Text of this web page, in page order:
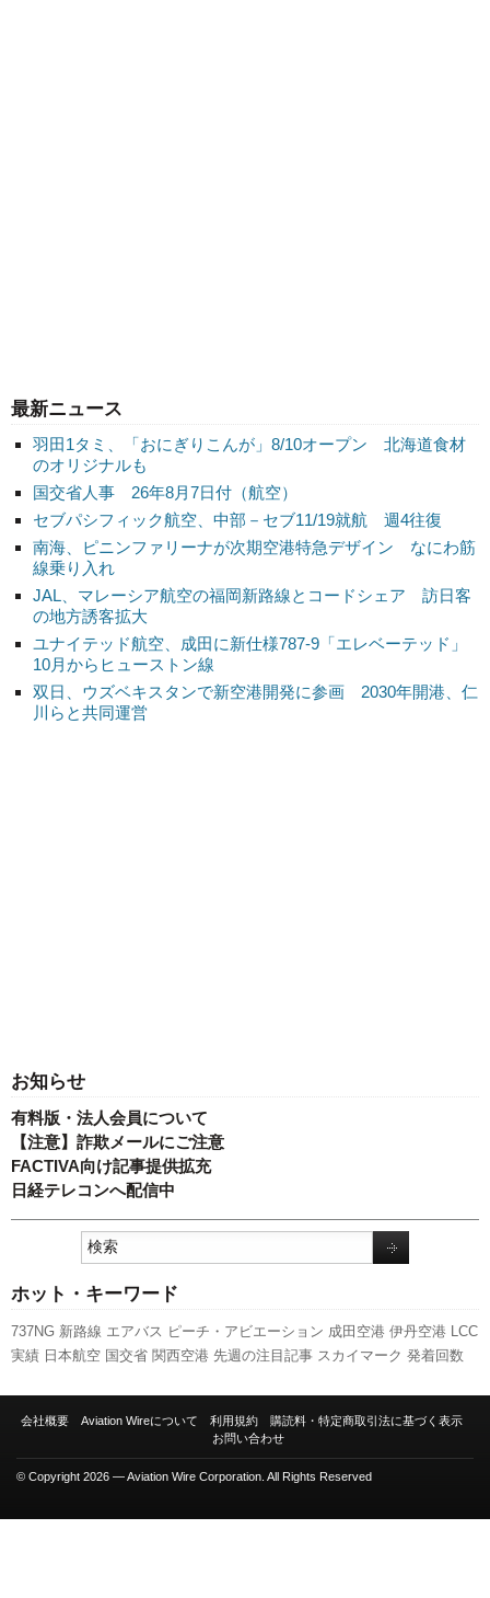
最新ニュース
羽田1タミ、「おにぎりこんが」8/10オープン 北海道食材
のオリジナルも
国交省人事 26年8月7日付（航空）
セブパシフィック航空、中部－セブ11/19就航 週4往復
南海、ピニンファリーナが次期空港特急デザイン なにわ筋
線乗り入れ
JAL、マレーシア航空の福岡新路線とコードシェア 訪日客
の地方誘客拡大
ユナイテッド航空、成田に新仕様787-9「エレベーテッド」
10月からヒューストン線
双日、ウズベキスタンで新空港開発に参画 2030年開港、仁
川らと共同運営
お知らせ
有料版・法人会員について
【注意】詐欺メールにご注意
FACTIVA向け記事提供拡充
日経テレコンへ配信中
ホット・キーワード
737NG 新路線 エアバス ピーチ・アビエーション 成田空港 伊丹空港 LCC
実績 日本航空 国交省 関西空港 先週の注目記事 スカイマーク 発着回数
787 旅客数 訪日客 A350 XWB 航空貨物 客室乗務員 キャンペーン ボーイ
会社概要 Aviation Wireについて 利用規約
購読料・特定商取引法に基づく表示
お問い合わせ
© Copyright 2026 — Aviation Wire Corporation. All Rights Reserved